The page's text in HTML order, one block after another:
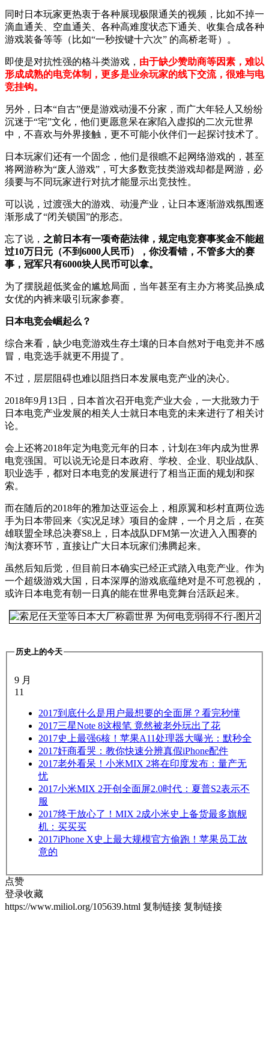
同时日本玩家更热衷于各种展现极限通关的视频，比如不掉一
滴血通关、空血通关、各种高难度状态下通关、收集合成各种
游戏装备等等（比如“一秒按键十六次” 的高桥老哥）。
即使是对抗性强的格斗类游戏， 由于缺少赞助商等因素，难以
形成成熟的电竞体制，更多是业余玩家的线下交流，很难与电
竞挂钩。
另外，日本“自古”便是游戏动漫不分家，而广大年轻人又纷纷
沉迷于“宅”文化，他们更愿意呆在家陷入虚拟的二次元世界
中，不喜欢与外界接触，更不可能小伙伴们一起探讨技术了。
日本玩家们还有一个固念，他们是很瞧不起网络游戏的，甚至
将网游称为“废人游戏”，可大多数竞技类游戏却都是网游，必
须要与不同玩家进行对抗才能显示出竞技性。
可以说，过渡强大的游戏、动漫产业，让日本逐渐游戏氛围逐
渐形成了“闭关锁国”的形态。
忘了说， 之前日本有一项奇葩法律，规定电竞赛事奖金不能超
过10万日元（不到6000人民币），你没看错，不管多大的赛
事，冠军只有6000块人民币可以拿。
为了摆脱超低奖金的尴尬局面，当年甚至有主办方将奖品换成
女优的内裤来吸引玩家参赛。
日本电竞会崛起么？
综合来看，缺少电竞游戏生存土壤的日本自然对于电竞并不感
冒，电竞选手就更不用提了。
不过，层层阻碍也难以阻挡日本发展电竞产业的决心。
2018年9月13日，日本首次召开电竞产业大会，一大批致力于
日本电竞产业发展的相关人士就日本电竞的未来进行了相关讨
论。
会上还将2018年定为电竞元年的日本，计划在3年内成为世界
电竞强国。可以说无论是日本政府、学校、企业、职业战队、
职业选手，都对日本电竞的发展进行了相当正面的规划和探
索。
而在随后的2018年的雅加达亚运会上，相原翼和杉村直两位选
手为日本带回来《实况足球》项目的金牌，一个月之后，在英
雄联盟全球总决赛S8上，日本战队DFM第一次进入入围赛的
淘汰赛环节，直接让广大日本玩家们沸腾起来。
虽然后知后觉，但目前日本确实已经正式踏入电竞产业。作为
一个超级游戏大国，日本深厚的游戏底蕴绝对是不可忽视的，
或许日本电竞有朝一日真的能在世界电竞舞台活跃起来。
历史上的今天
9 月
11
2017到底什么是用户最想要的全面屏？看完秒懂
2017三星Note 8这根笔 竟然被老外玩出了花
2017史上最强6核！苹果A11处理器大曝光：默秒全
2017奸商看哭：教你快速分辨真假iPhone配件
2017老外看呆！小米MIX 2将在印度发布：量产无
忧
2017小米MIX 2开创全面屏2.0时代：夏普S2表示不
服
2017终于放心了！MIX 2成小米史上备货最多旗舰
机：买买买
2017iPhone X史上最大规模官方偷跑！苹果员工故
意的
点赞
登录收藏
https://www.miliol.org/105639.html 复制链接 复制链接